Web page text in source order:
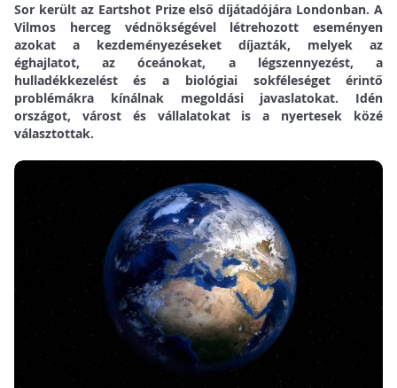
Sor került az Eartshot Prize első díjátadójára Londonban. A
Vilmos herceg védnökségével létrehozott eseményen
azokat a kezdeményezéseket díjazták, melyek az
éghajlatot, az óceánokat, a légszennyezést, a
hulladékkezelést és a biológiai sokféleséget érintő
problémákra kínálnak megoldási javaslatokat. Idén
országot, várost és vállalatokat is a nyertesek közé
választottak.